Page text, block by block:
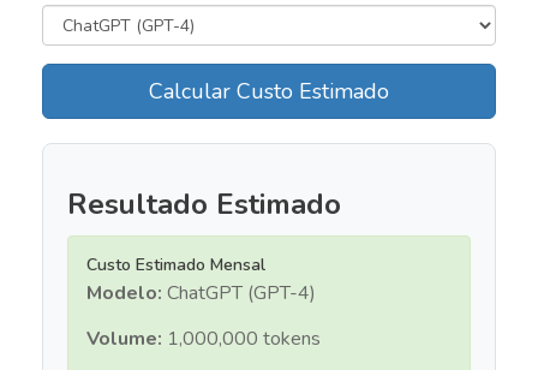
Calcular Custo Estimado
Resultado Estimado
Custo Estimado Mensal
Modelo: ChatGPT (GPT-4)
Volume: 1,000,000 tokens